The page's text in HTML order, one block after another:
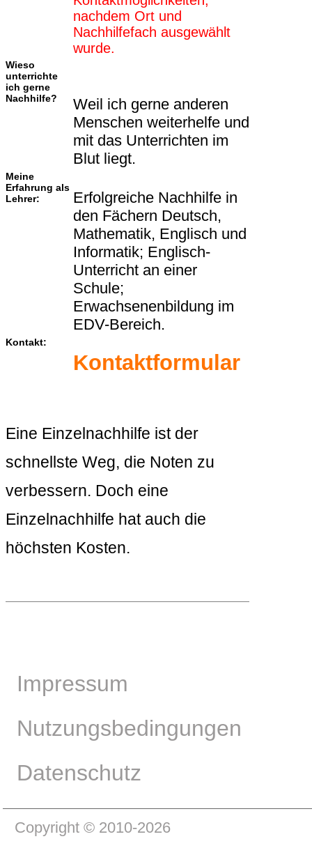
nachdem Ort und
Nachhilfefach ausgewählt
wurde.
Wieso
unterrichte
ich gerne
Nachhilfe?
Weil ich gerne anderen
Menschen weiterhelfe und
mit das Unterrichten im
Blut liegt.
Meine
Erfahrung als
Lehrer:
Erfolgreiche Nachhilfe in
den Fächern Deutsch,
Mathematik, Englisch und
Informatik; Englisch-
Unterricht an einer
Schule;
Erwachsenenbildung im
EDV-Bereich.
Kontakt:
Kontaktformular
Eine Einzelnachhilfe ist der
schnellste Weg, die Noten zu
verbessern. Doch eine
Einzelnachhilfe hat auch die
höchsten Kosten.
Impressum
Nutzungsbedingungen
Datenschutz
Copyright © 2010-2026